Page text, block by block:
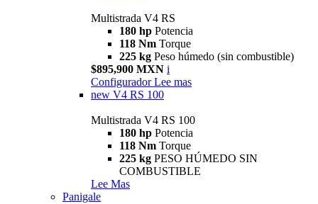
Multistrada V4 RS
180 hp Potencia
118 Nm Torque
225 kg Peso húmedo (sin combustible)
$895,900 MXN i
Configurador Lee mas
new V4 RS 100
Multistrada V4 RS 100
180 hp Potencia
118 Nm Torque
225 kg PESO HÚMEDO SIN
COMBUSTIBLE
Lee Mas
Panigale